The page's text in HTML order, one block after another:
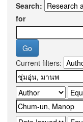
Search:
for
Current filters: